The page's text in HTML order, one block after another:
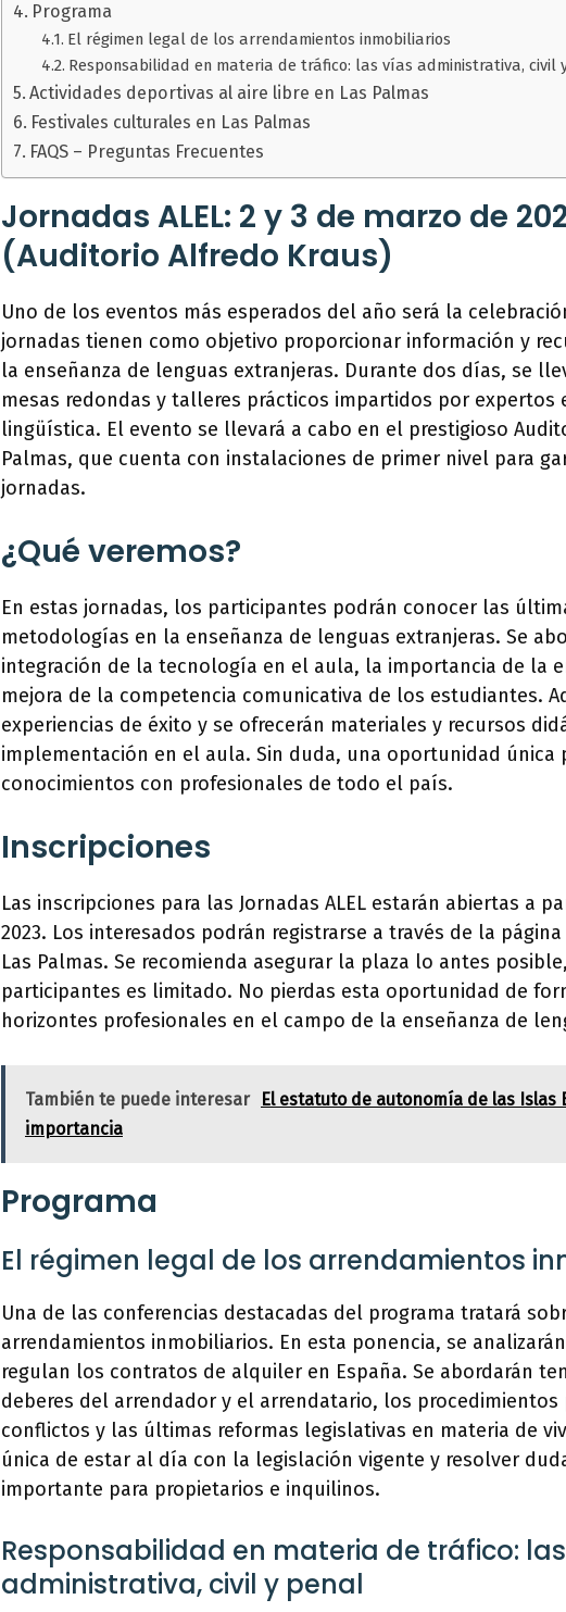
Programa
El régimen legal de los arrendamientos inmobiliarios
Responsabilidad en materia de tráfico: las vías administrativa, civil
Actividades deportivas al aire libre en Las Palmas
Festivales culturales en Las Palmas
FAQS – Preguntas Frecuentes
Jornadas ALEL: 2 y 3 de marzo de
(Auditorio Alfredo Kraus)
Uno de los eventos más esperados del año será la
jornadas tienen como objetivo proporcionar información y
la enseñanza de lenguas extranjeras. Durante dos días, se
mesas redondas y talleres prácticos impartidos por expertos
lingüística. El evento se llevará a cabo en el prestigioso
Palmas, que cuenta con instalaciones de primer nivel para
jornadas.
¿Qué veremos?
En estas jornadas, los participantes podrán conocer las
metodologías en la enseñanza de lenguas extranjeras. Se
integración de la tecnología en el aula, la importancia de la
mejora de la competencia comunicativa de los estudiantes.
experiencias de éxito y se ofrecerán materiales y recursos
implementación en el aula. Sin duda, una oportunidad única
conocimientos con profesionales de todo el país.
Inscripciones
Las inscripciones para las Jornadas ALEL estarán abiertas a
2023. Los interesados podrán registrarse a través de la
Las Palmas. Se recomienda asegurar la plaza lo antes
participantes es limitado. No pierdas esta oportunidad de
horizontes profesionales en el campo de la enseñanza de
También te puede interesar
El estatuto de autonomía de las Islas
importancia
Programa
El régimen legal de los arrendamientos
Una de las conferencias destacadas del programa tratará
arrendamientos inmobiliarios. En esta ponencia, se
regulan los contratos de alquiler en España. Se abordarán
deberes del arrendador y el arrendatario, los procedimientos
conflictos y las últimas reformas legislativas en materia de
única de estar al día con la legislación vigente y resolver
importante para propietarios e inquilinos.
Responsabilidad en materia de tráfico:
administrativa, civil y penal